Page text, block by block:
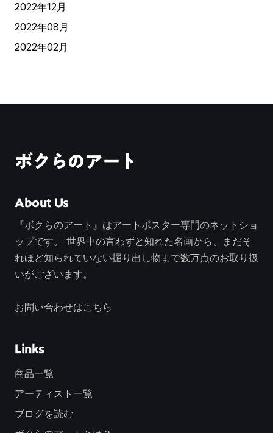
2022年12月
2022年08月
2022年02月
ボクらのアート
About Us
『ボクらのアート』はアートポスター専門のネットショ
ップです。 世界中の言わずと知れた名画から、まだそ
れほど知られていない掘り出し物まで数万点のお取り扱
いがございます。
お問い合わせはこちら
Links
商品一覧
アーティスト一覧
ブログを読む